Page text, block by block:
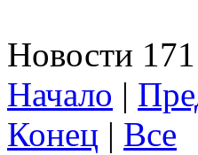
Новости
Начало |
Конец | Все